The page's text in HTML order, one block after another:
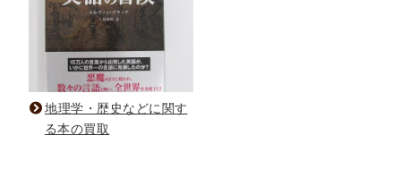
地理学・歴史などに関す
る本の買取